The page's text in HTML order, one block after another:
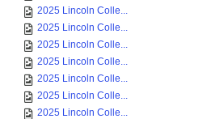
2025 Lincoln Colle...
2025 Lincoln Colle...
2025 Lincoln Colle...
2025 Lincoln Colle...
2025 Lincoln Colle...
2025 Lincoln Colle...
2025 Lincoln Colle...